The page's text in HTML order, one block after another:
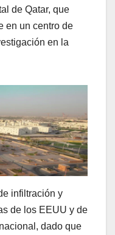
de Qatar, que
en un centro de
en la
infiltración y
de los EEUU y de
dado que